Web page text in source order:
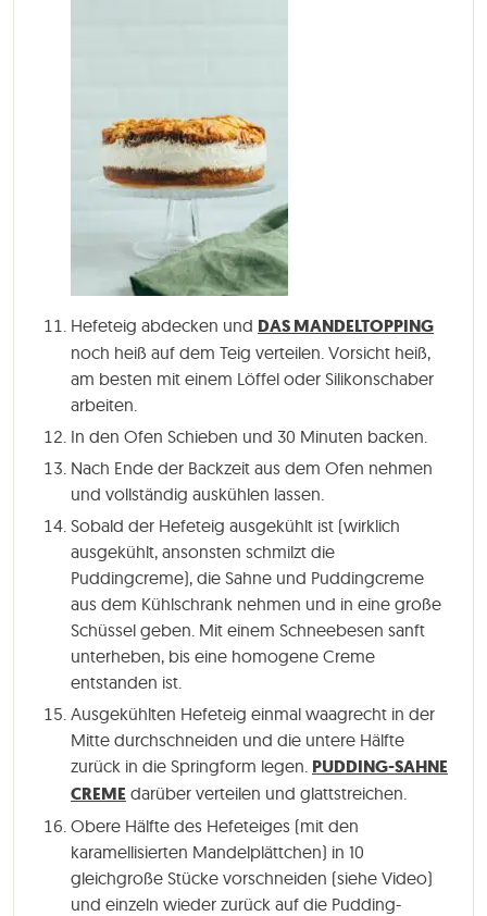
Hefeteig abdecken und DAS MANDELTOPPING
noch heiß auf dem Teig verteilen. Vorsicht heiß,
am besten mit einem Löffel oder Silikonschaber
arbeiten.
In den Ofen Schieben und 30 Minuten backen.
Nach Ende der Backzeit aus dem Ofen nehmen
und vollständig auskühlen lassen.
Sobald der Hefeteig ausgekühlt ist (wirklich
ausgekühlt, ansonsten schmilzt die
Puddingcreme), die Sahne und Puddingcreme
aus dem Kühlschrank nehmen und in eine große
Schüssel geben. Mit einem Schneebesen sanft
unterheben, bis eine homogene Creme
entstanden ist.
Ausgekühlten Hefeteig einmal waagrecht in der
Mitte durchschneiden und die untere Hälfte
zurück in die Springform legen. PUDDING-SAHNE
CREME darüber verteilen und glattstreichen.
Obere Hälfte des Hefeteiges (mit den
karamellisierten Mandelplättchen) in 10
gleichgroße Stücke vorschneiden (siehe Video)
und einzeln wieder zurück auf die Pudding-